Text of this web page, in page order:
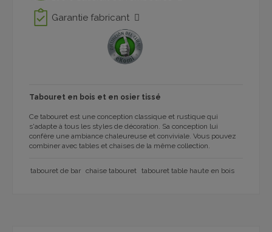
Garantie fabricant
Tabouret en bois et en osier tissé
Ce tabouret est une conception classique et rustique qui
s'adapte à tous les styles de décoration. Sa conception lui
confère une ambiance chaleureuse et conviviale. Vous pouvez
combiner avec tables et chaises de la même collection.
tabouret de bar chaise tabouret tabouret table haute en bois